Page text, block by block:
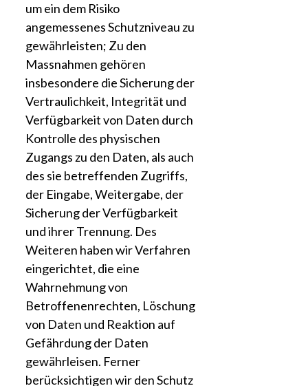
um ein dem Risiko
angemessenes Schutzniveau zu
gewährleisten; Zu den
Massnahmen gehören
insbesondere die Sicherung der
Vertraulichkeit, Integrität und
Verfügbarkeit von Daten durch
Kontrolle des physischen
Zugangs zu den Daten, als auch
des sie betreffenden Zugriffs,
der Eingabe, Weitergabe, der
Sicherung der Verfügbarkeit
und ihrer Trennung. Des
Weiteren haben wir Verfahren
eingerichtet, die eine
Wahrnehmung von
Betroffenenrechten, Löschung
von Daten und Reaktion auf
Gefährdung der Daten
gewährleisen. Ferner
berücksichtigen wir den Schutz